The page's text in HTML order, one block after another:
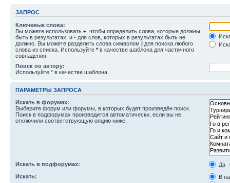
ЗАПРОС
Ключевые слова:
Вы можете использовать + , чтобы определить слова, которые должны
быть в результатах, и - для слов, которых в результатах быть не
должно. Вы можете разделить слова символом | для поиска любого
слова из списка. Используйте * в качестве шаблона для частичного
совпадения.
Поиск по автору:
Используйте * в качестве шаблона.
ПАРАМЕТРЫ ЗАПРОСА
Искать в форумах:
Выберите форум или форумы, в которых будет произведён поиск.
Поиск в подфорумах производится автоматически, если вы не
отключили соответствующую опцию ниже.
Искать в подфорумах:
Да
Искать:
В